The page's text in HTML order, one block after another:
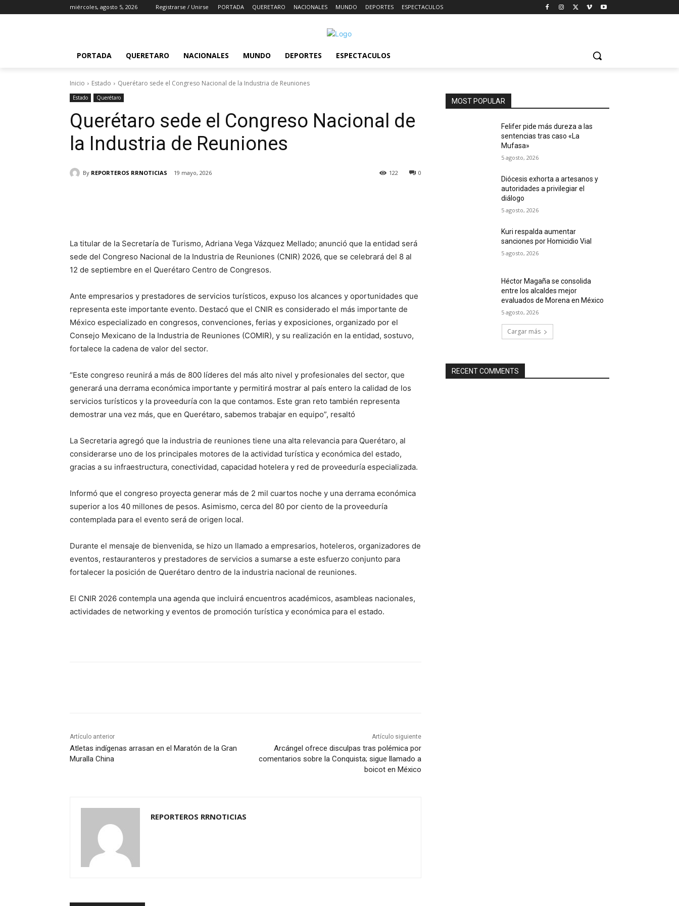
miércoles, agosto 5, 2026 Registrarse / Unirse PORTADA QUERETARO NACIONALES MUNDO DEPORTES ESPECTACULOS
PORTADA QUERETARO NACIONALES MUNDO DEPORTES ESPECTACULOS
Inicio Estado Querétaro sede el Congreso Nacional de la Industria de Reuniones
Estado Querétaro
Querétaro sede el Congreso Nacional de
la Industria de Reuniones
By REPORTEROS RRNOTICIAS 19 mayo, 2026 0
122
La titular de la Secretaría de Turismo, Adriana Vega Vázquez Mellado; anunció que la entidad será
sede del Congreso Nacional de la Industria de Reuniones (CNIR) 2026, que se celebrará del 8 al
12 de septiembre en el Querétaro Centro de Congresos.
Ante empresarios y prestadores de servicios turísticos, expuso los alcances y oportunidades que
representa este importante evento. Destacó que el CNIR es considerado el más importante de
México especializado en congresos, convenciones, ferias y exposiciones, organizado por el
Consejo Mexicano de la Industria de Reuniones (COMIR), y su realización en la entidad, sostuvo,
fortalece la cadena de valor del sector.
“Este congreso reunirá a más de 800 líderes del más alto nivel y profesionales del sector, que
generará una derrama económica importante y permitirá mostrar al país entero la calidad de los
servicios turísticos y la proveeduría con la que contamos. Este gran reto también representa
demostrar una vez más, que en Querétaro, sabemos trabajar en equipo”, resaltó
La Secretaria agregó que la industria de reuniones tiene una alta relevancia para Querétaro, al
considerarse uno de los principales motores de la actividad turística y económica del estado,
gracias a su infraestructura, conectividad, capacidad hotelera y red de proveeduría especializada.
Informó que el congreso proyecta generar más de 2 mil cuartos noche y una derrama económica
superior a los 40 millones de pesos. Asimismo, cerca del 80 por ciento de la proveeduría
contemplada para el evento será de origen local.
Durante el mensaje de bienvenida, se hizo un llamado a empresarios, hoteleros, organizadores de
eventos, restauranteros y prestadores de servicios a sumarse a este esfuerzo conjunto para
fortalecer la posición de Querétaro dentro de la industria nacional de reuniones.
El CNIR 2026 contempla una agenda que incluirá encuentros académicos, asambleas nacionales,
actividades de networking y eventos de promoción turística y económica para el estado.
Artículo anterior
Atletas indígenas arrasan en el Maratón de la Gran
Muralla China
Artículo siguiente
Arcángel ofrece disculpas tras polémica por
comentarios sobre la Conquista; sigue llamado a
boicot en México
REPORTEROS RRNOTICIAS
MOST POPULAR
Felifer pide más dureza a las
sentencias tras caso «La
Mufasa»
5 agosto, 2026
Diócesis exhorta a artesanos y
autoridades a privilegiar el
diálogo
5 agosto, 2026
Kuri respalda aumentar
sanciones por Homicidio Vial
5 agosto, 2026
Héctor Magaña se consolida
entre los alcaldes mejor
evaluados de Morena en México
5 agosto, 2026
Cargar más
RECENT COMMENTS